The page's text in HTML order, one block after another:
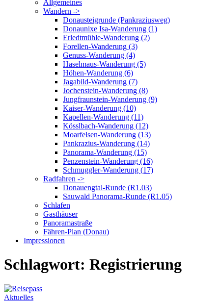
Allgemeines
Wandern ->
Donausteigrunde (Pankraziusweg)
Donaunixe Isa-Wanderung (1)
Erledtmühle-Wanderung (2)
Forellen-Wanderung (3)
Genuss-Wanderung (4)
Haselmaus-Wanderung (5)
Höhen-Wanderung (6)
Jagabild-Wanderung (7)
Jochenstein-Wanderung (8)
Jungfraunstein-Wanderung (9)
Kaiser-Wanderung (10)
Kapellen-Wanderung (11)
Kösslbach-Wanderung (12)
Moarfelsen-Wanderung (13)
Pankrazius-Wanderung (14)
Panorama-Wanderung (15)
Penzenstein-Wanderung (16)
Schmuggler-Wanderung (17)
Radfahren ->
Donauengtal-Runde (R1.03)
Sauwald Panorama-Runde (R1.05)
Schlafen
Gasthäuser
Panoramastraße
Fähren-Plan (Donau)
Impressionen
Schlagwort: Registrierung
Aktuelles